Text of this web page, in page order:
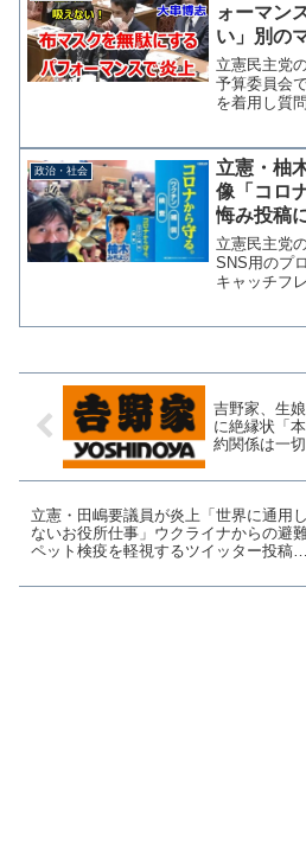
ォーマン
い」別の
布分を無
立憲民主党
予算委員会
を着用し質
フォーマン
倍総理は「
政治・社会
立憲・柚
像「コロ
悔み投稿
インを投
立憲民主党
SNS用のプ
キャッチフ
吉野家、生
に絶縁状「
約関係は一
立憲・田嶋要議員が炎上「世界に通用し
ないお役所仕事」ウクライナからの避
ペット検疫を軽視するツイッター投稿→